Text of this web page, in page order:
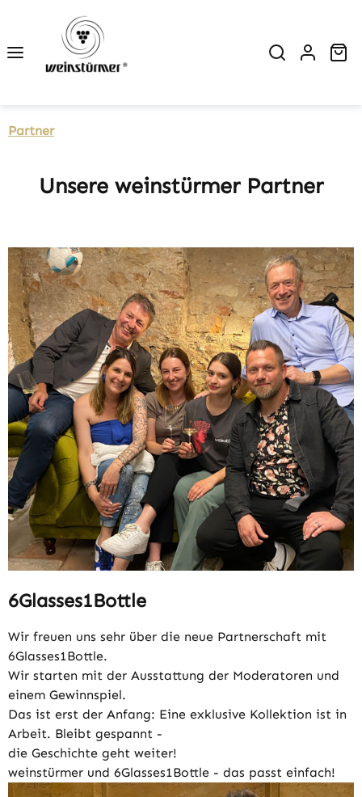
Zum Hauptinhalt springen
Partner
Unsere weinstürmer Partner
6Glasses1Bottle
Wir freuen uns sehr über die neue Partnerschaft mit
6Glasses1Bottle.
Wir starten mit der Ausstattung der Moderatoren und
einem Gewinnspiel.
Das ist erst der Anfang: Eine exklusive Kollektion ist in
Arbeit. Bleibt gespannt -
die Geschichte geht weiter!
weinstürmer und 6Glasses1Bottle - das passt einfach!